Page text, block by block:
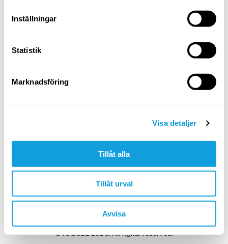
Inställningar
Statistik
Marknadsföring
Visa detaljer
Tillåt alla
Tillåt urval
Avvisa
Min arbetsgivare har givit mig en kod
Har du redan ett Yogobe-konto?
©YOGOBE 2026. All rights reserved.